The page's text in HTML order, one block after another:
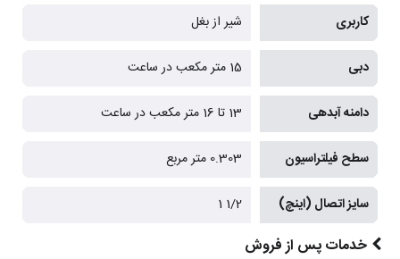
کاربری شیر از بغل
دبی 15 متر مکعب در ساعت
دامنه آبدهی 13 تا 16 متر مکعب در ساعت
سطح فیلتراسیون 0.303 متر مربع
سایز اتصال (اینچ) 1/2 1
خدمات پس از فروش